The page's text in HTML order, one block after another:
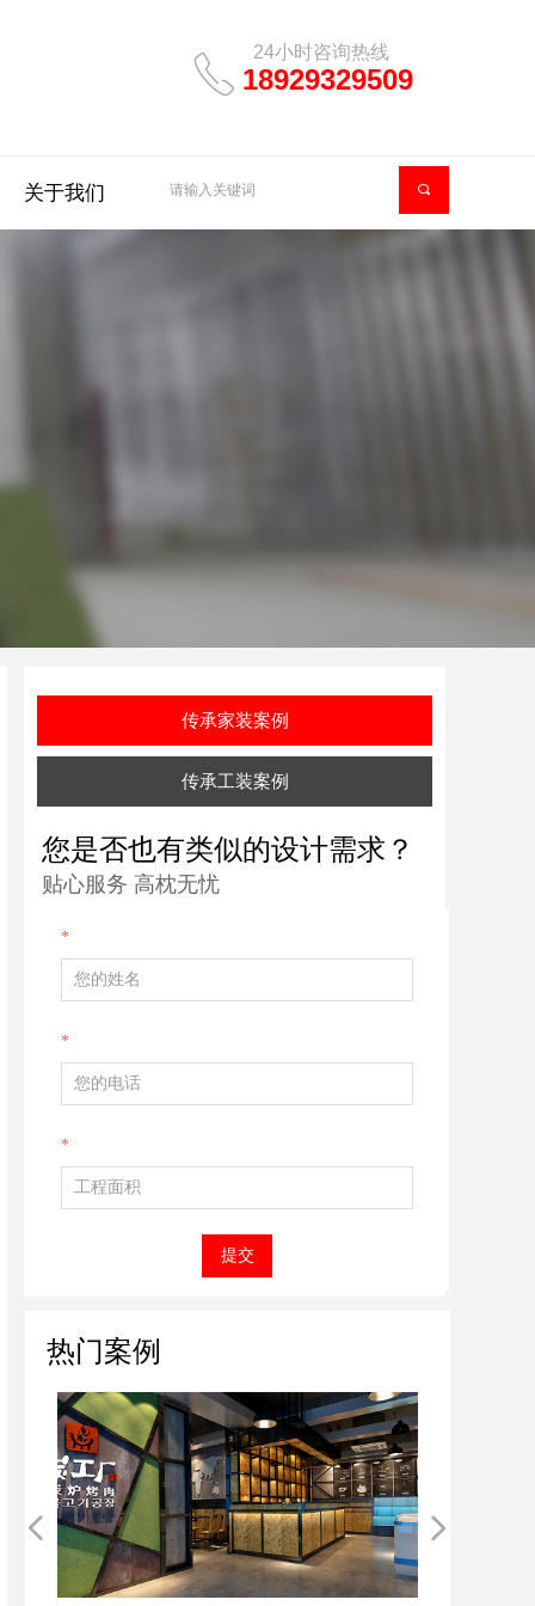
18929329509
ꂅ 24小时咨询热线
关于我们 끠
传承家装案例
传承工装案例
您是否也有类似的设计需求？
贴心服务 高枕无忧
*
*
*
提交
热门案例
넳 넲